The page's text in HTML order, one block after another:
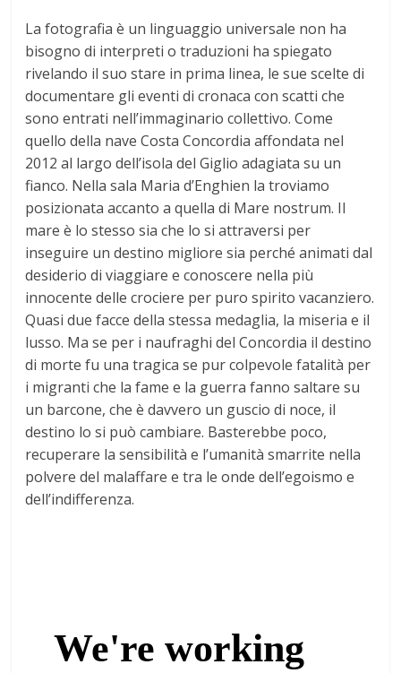
La fotografia è un linguaggio universale non ha
bisogno di interpreti o traduzioni ha spiegato
rivelando il suo stare in prima linea, le sue scelte di
documentare gli eventi di cronaca con scatti che
sono entrati nell’immaginario collettivo. Come
quello della nave Costa Concordia affondata nel
2012 al largo dell’isola del Giglio adagiata su un
fianco. Nella sala Maria d’Enghien la troviamo
posizionata accanto a quella di Mare nostrum. Il
mare è lo stesso sia che lo si attraversi per
inseguire un destino migliore sia perché animati dal
desiderio di viaggiare e conoscere nella più
innocente delle crociere per puro spirito vacanziero.
Quasi due facce della stessa medaglia, la miseria e il
lusso. Ma se per i naufraghi del Concordia il destino
di morte fu una tragica se pur colpevole fatalità per
i migranti che la fame e la guerra fanno saltare su
un barcone, che è davvero un guscio di noce, il
destino lo si può cambiare. Basterebbe poco,
recuperare la sensibilità e l’umanità smarrite nella
polvere del malaffare e tra le onde dell’egoismo e
dell’indifferenza.